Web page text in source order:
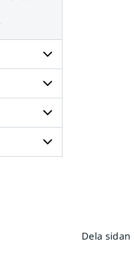
Undersidor
för
Radar
och
satellit
Undersidor
för
Väder
till
havs
Undersidor
för
Dela sidan